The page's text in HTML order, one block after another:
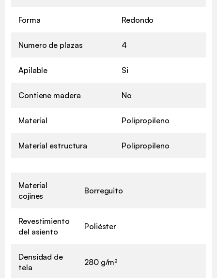
Forma Redondo
Numero de plazas 4
Apilable Si
Contiene madera No
Material Polipropileno
Material estructura Polipropileno
Material
cojines
Borreguito
Revestimiento
del asiento
Poliéster
Densidad de
tela
280 g/m²